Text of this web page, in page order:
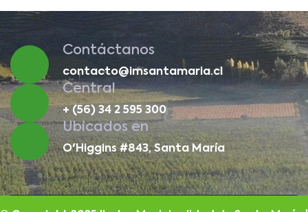
Contáctanos
contacto@imsantamaria.cl
Central
+ (56) 34 2 595 300
Ubicados en
O'Higgins #843, Santa María